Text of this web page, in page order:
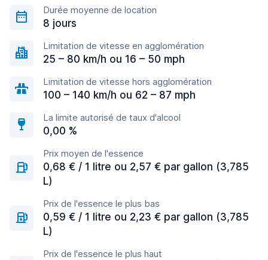
Durée moyenne de location
8 jours
Limitation de vitesse en agglomération
25 – 80 km/h ou 16 – 50 mph
Limitation de vitesse hors agglomération
100 – 140 km/h ou 62 – 87 mph
La limite autorisé de taux d'alcool
0,00 %
Prix moyen de l'essence
0,68 € / 1 litre ou 2,57 € par gallon (3,785
L)
Prix de l'essence le plus bas
0,59 € / 1 litre ou 2,23 € par gallon (3,785
L)
Prix de l'essence le plus haut